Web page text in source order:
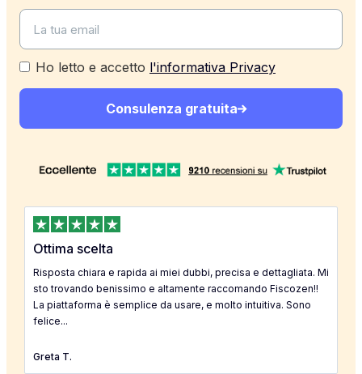
Ho letto e accetto l'informativa Privacy
Consulenza gratuita
Ottima scelta
Risposta chiara e rapida ai miei dubbi, precisa e dettagliata. Mi
sto trovando benissimo e altamente raccomando Fiscozen!!
La piattaforma è semplice da usare, e molto intuitiva. Sono
felice...
Greta T.